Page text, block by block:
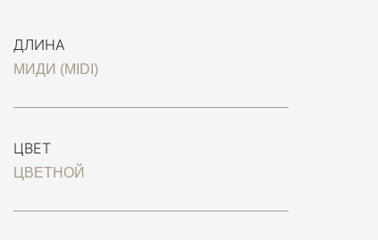
ДЛИНА
МИДИ (MIDI)
ЦВЕТ
ЦВЕТНОЙ